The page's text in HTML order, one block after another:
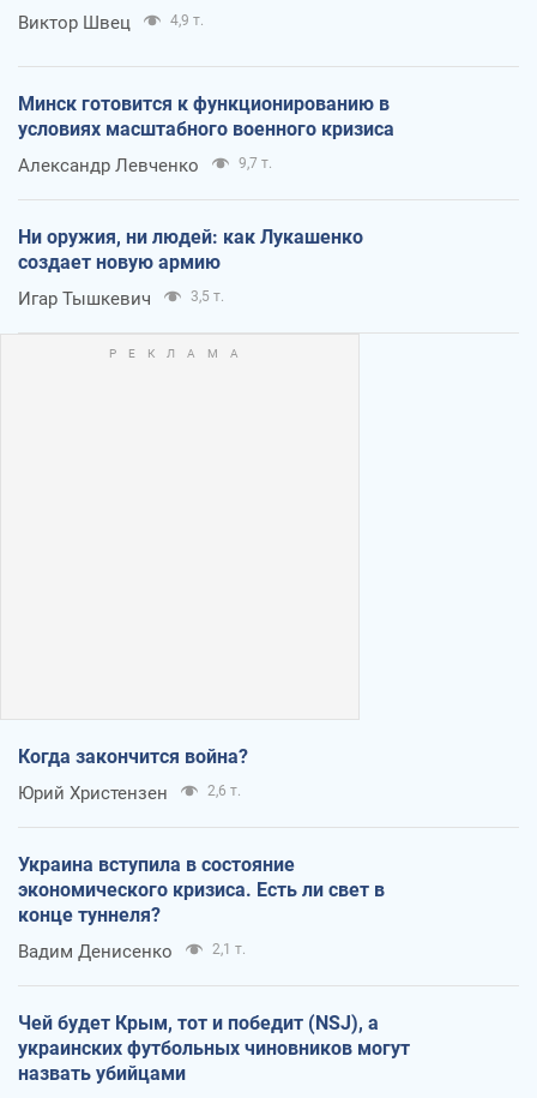
Виктор Швец 4,9 т.
Минск готовится к функционированию в
условиях масштабного военного кризиса
Александр Левченко 9,7 т.
Ни оружия, ни людей: как Лукашенко
создает новую армию
Игар Тышкевич 3,5 т.
Когда закончится война?
Юрий Христензен 2,6 т.
Украина вступила в состояние
экономического кризиса. Есть ли свет в
конце туннеля?
Вадим Денисенко 2,1 т.
Чей будет Крым, тот и победит (NSJ), а
украинских футбольных чиновников могут
назвать убийцами